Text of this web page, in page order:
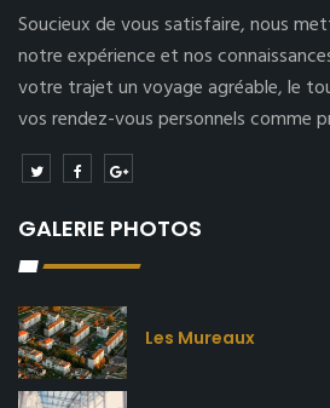
Soucieux de vous satisfaire, nous
notre expérience et nos
votre trajet un voyage agréable, le
vos rendez-vous personnels comme
GALERIE PHOTOS
Les Mureaux